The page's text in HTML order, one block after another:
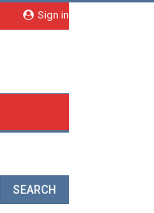
Sign in